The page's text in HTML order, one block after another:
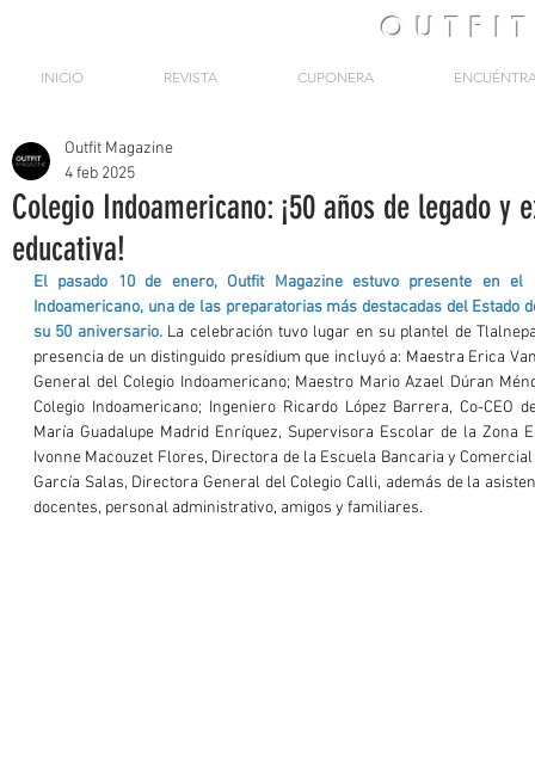
OUTFIT
INICIO REVISTA CUPONERA
Colegio Indoamericano: ¡50 años de legado y
educativa!
Outfit Magazine
4 feb 2025
El pasado 10 de enero, Outfit Magazine estuvo presente en el
Indoamericano, una de las preparatorias más destacadas del Estado
su 50 aniversario. La celebración tuvo lugar en su plantel de
presencia de un distinguido presídium que incluyó a: Maestra Erica
General del Colegio Indoamericano; Maestro Mario Azael Dúran
Colegio Indoamericano; Ingeniero Ricardo López Barrera, Co-CEO
María Guadalupe Madrid Enríquez, Supervisora Escolar de la Zona
Ivonne Macouzet Flores, Directora de la Escuela Bancaria y
García Salas, Directora General del Colegio Calli, además de la
docentes, personal administrativo, amigos y familiares.